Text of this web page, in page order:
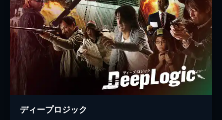
ディープロジック